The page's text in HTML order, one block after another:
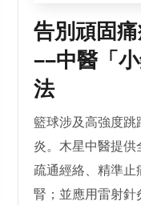
告別頑固
——中醫「
法
籃球涉及高強度
炎。木星中醫提
疏通經絡、精準
腎；並應用雷射針